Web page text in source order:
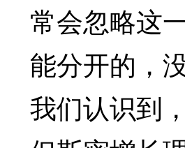
常会忽略这
能分开的，
我们认识到